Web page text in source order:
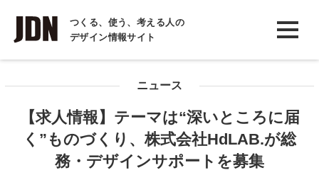
つくる、使う、考える人の
デザイン情報サイト
INTERVIEW
インタビュー
COLUMN
コラム
ニュース
【求人情報】テーマは“深いところに届
く”ものづくり、株式会社HdLAB.が総
務・デザインサポートを募集